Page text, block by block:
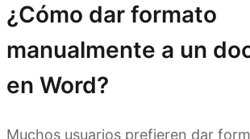
¿Cómo dar formato
manualmente a un
en Word?
Muchos usuarios prefieren dar